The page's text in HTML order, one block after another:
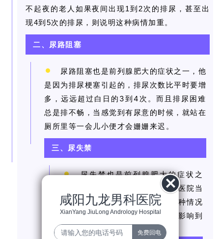
不起夜的老人如果夜间出现1到2次的排尿，甚至出
现4到5次的排尿，则说明这种病情加重。
二、尿路阻塞
尿路阻塞也是前列腺肥大的症状之一，他
是因为排尿梗塞引起的，排尿次数比平时要增
多，远远超过白日的3到4次。而且排尿困难
总是排不畅，当感觉到有尿意的时候，就站在
厕所里等一会儿小便才会姗姗来迟。
三、尿失禁
尿失禁也是前列腺肥大的症状之
一，尿失禁的人，需要及时的到医院当
中进行诊治，这是比较严重的一种情况
了，我们如果不进行治疗的话会影响到
自己的身心健康的。
咸阳九龙男科医院
XianYang JiuLong Andrology Hospital